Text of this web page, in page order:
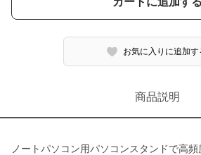
お気に入りに追加す
商品説明
ノートパソコン用パソコンスタンドで高